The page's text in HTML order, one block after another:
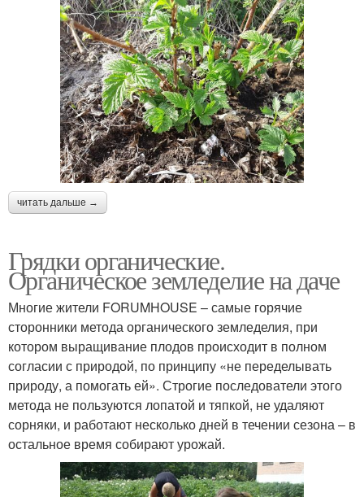
читать дальше →
Грядки органические.
Органическое земледелие на даче
Многие жители FORUMHOUSE – самые горячие
сторонники метода органического земледелия, при
котором выращивание плодов происходит в полном
согласии с природой, по принципу «не переделывать
природу, а помогать ей». Строгие последователи этого
метода не пользуются лопатой и тяпкой, не удаляют
сорняки, и работают несколько дней в течении сезона – в
остальное время собирают урожай.